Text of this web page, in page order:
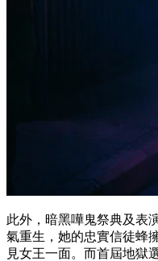
此外，暗黑嘩鬼祭典及表
氣重生，她的忠實信徒蜂
見女王一面。而首屆地獄